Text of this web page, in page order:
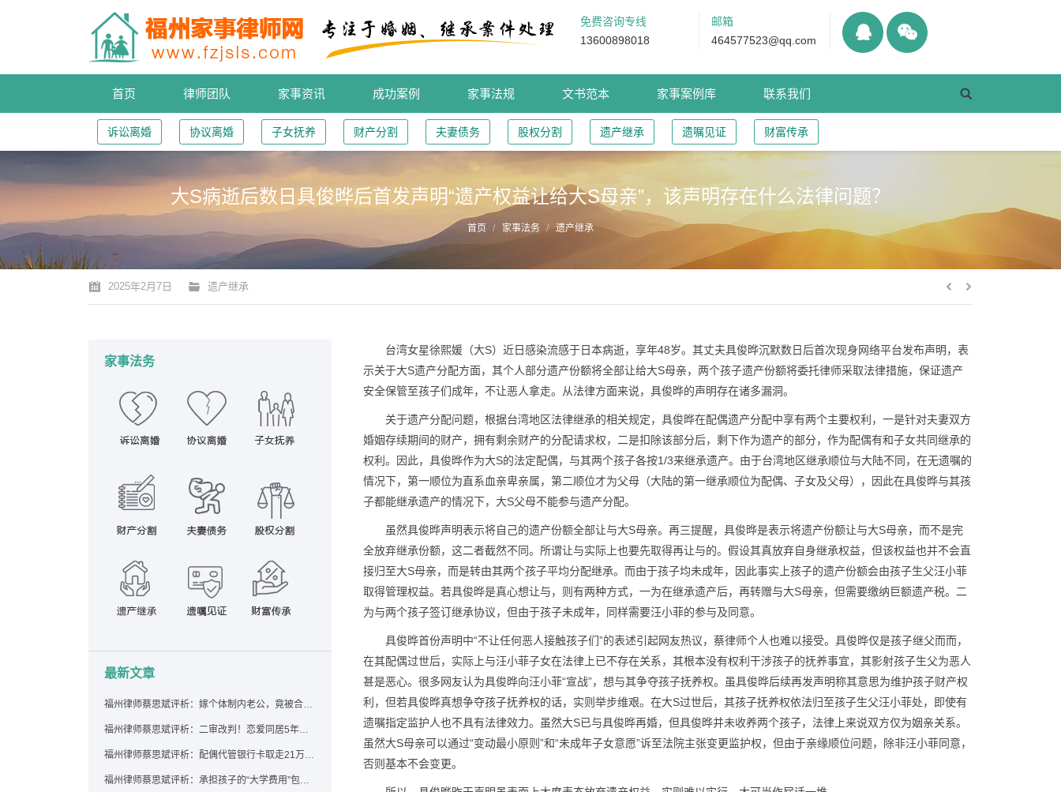
免费咨询专线
13600898018
邮箱
464577523@qq.com
首页 律师团队 家事资讯 成功案例 家事法规 文书范本 家事案例库 联系我们
诉讼离婚 协议离婚 子女抚养 财产分割 夫妻债务 股权分割 遗产继承 遗嘱见证 财富传承
大S病逝后数日具俊晔后首发声明“遗产权益让给大S母亲”，该声明存在什么法律问题？
首页 家事法务 遗产继承
2025年2月7日 遗产继承
台湾女星徐熙媛（大S）近日感染流感于日本病逝，享年48岁。其丈夫具俊晔沉默数日后首次现身网络平台发布声明，表
示关于大S遗产分配方面，其个人部分遗产份额将全部让给大S母亲，两个孩子遗产份额将委托律师采取法律措施，保证遗产
安全保管至孩子们成年，不让恶人拿走。从法律方面来说，具俊晔的声明存在诸多漏洞。
关于遗产分配问题，根据台湾地区法律继承的相关规定，具俊晔在配偶遗产分配中享有两个主要权利，一是针对夫妻双方
婚姻存续期间的财产，拥有剩余财产的分配请求权，二是扣除该部分后，剩下作为遗产的部分，作为配偶有和子女共同继承的
权利。因此，具俊晔作为大S的法定配偶，与其两个孩子各按1/3来继承遗产。由于台湾地区继承顺位与大陆不同，在无遗嘱的
情况下，第一顺位为直系血亲卑亲属，第二顺位才为父母（大陆的第一继承顺位为配偶、子女及父母），因此在具俊晔与其孩
子都能继承遗产的情况下，大S父母不能参与遗产分配。
虽然具俊晔声明表示将自己的遗产份额全部让与大S母亲。再三提醒，具俊晔是表示将遗产份额让与大S母亲，而不是完
全放弃继承份额，这二者截然不同。所谓让与实际上也要先取得再让与的。假设其真放弃自身继承权益，但该权益也并不会直
接归至大S母亲，而是转由其两个孩子平均分配继承。而由于孩子均未成年，因此事实上孩子的遗产份额会由孩子生父汪小菲
取得管理权益。若具俊晔是真心想让与，则有两种方式，一为在继承遗产后，再转赠与大S母亲，但需要缴纳巨额遗产税。二
为与两个孩子签订继承协议，但由于孩子未成年，同样需要汪小菲的参与及同意。
具俊晔首份声明中“不让任何恶人接触孩子们”的表述引起网友热议，蔡律师个人也难以接受。具俊晔仅是孩子继父而而，
在其配偶过世后，实际上与汪小菲子女在法律上已不存在关系，其根本没有权利干涉孩子的抚养事宜，其影射孩子生父为恶人
甚是恶心。很多网友认为具俊晔向汪小菲“宣战”，想与其争夺孩子抚养权。虽具俊晔后续再发声明称其意思为维护孩子财产权
利，但若具俊晔真想争夺孩子抚养权的话，实则举步维艰。在大S过世后，其孩子抚养权依法归至孩子生父汪小菲处，即使有
遗嘱指定监护人也不具有法律效力。虽然大S已与具俊晔再婚，但具俊晔并未收养两个孩子，法律上来说双方仅为姻亲关系。
虽然大S母亲可以通过“变动最小原则”和“未成年子女意愿”诉至法院主张变更监护权，但由于亲缘顺位问题，除非汪小菲同意，
否则基本不会变更。
家事法务
最新文章
福州律师蔡思斌评析：嫁个体制内老公，竟被合伙设局背上近百万债务，婚前不查征信真要命！
福州律师蔡思斌评析：二审改判！恋爱同居5年为女友买车，分手后能要回吗？
福州律师蔡思斌评析：配偶代管银行卡取走21万，离婚后这笔钱还要得回来吗？
福州律师蔡思斌评析：承担孩子的“大学费用”包括高额留学费用吗？